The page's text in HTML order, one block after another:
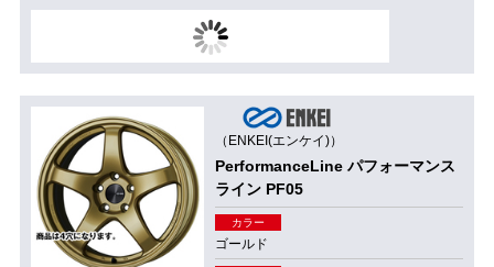
（ENKEI(エンケイ)）
PerformanceLine パフォーマンス
ライン PF05
カラー
ゴールド